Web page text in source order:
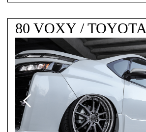
80 VOXY / TOYOTA